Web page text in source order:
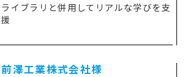
ライブラリと併用してリアルな学びを支
援
前澤工業株式会社様